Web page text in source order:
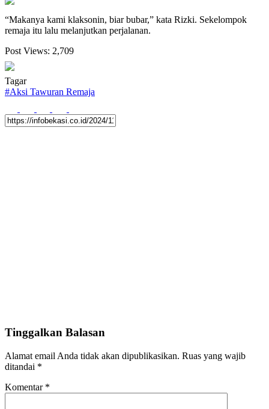
“Makanya kami klaksonin, biar bubar,” kata Rizki. Sekelompok
remaja itu lalu melanjutkan perjalanan.
Post Views: 2,709
Tagar
#Aksi Tawuran Remaja
Tinggalkan Balasan
Alamat email Anda tidak akan dipublikasikan. Ruas yang wajib
ditandai *
Komentar *